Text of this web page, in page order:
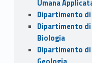
Umana
Dipartimento
Dipartimento di
Biologia
Dipartimento di